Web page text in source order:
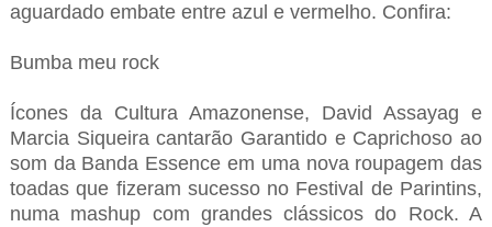
aguardado embate entre azul e vermelho. Confira:
Bumba meu rock
Ícones da Cultura Amazonense, David Assayag e
Marcia Siqueira cantarão Garantido e Caprichoso ao
som da Banda Essence em uma nova roupagem das
toadas que fizeram sucesso no Festival de Parintins,
numa mashup com grandes clássicos do Rock. A